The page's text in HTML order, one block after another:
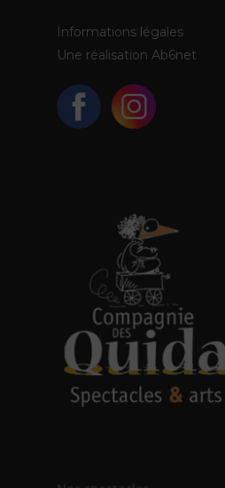
Informations légales
Une réalisation Ab6net